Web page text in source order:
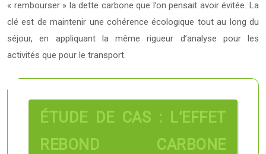
« rembourser » la dette carbone que l’on pensait avoir évitée. La
clé est de maintenir une cohérence écologique tout au long du
séjour, en appliquant la même rigueur d’analyse pour les
activités que pour le transport.
ÉTUDE DE CAS : L’EFFET
REBOND CARBONE